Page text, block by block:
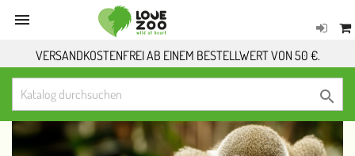

VERSANDKOSTENFREI AB EINEM BESTELLWERT VON 50 €.
